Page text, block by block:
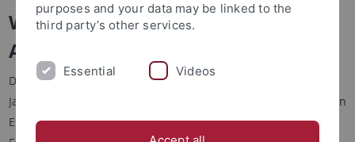
Willkommen am Institut für
Astronomie und Astrophysik
Das Institut für Astronomie und Astrophysik wurde am 9.
Januar 1995 gegründet durch Zusammenlegung der bisherigen
Einrichtungen: Astronomisches Institut, Lehr- und
purposes and your data may be linked to the
third party’s other services.
Essential Videos